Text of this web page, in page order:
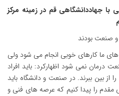
با جهاددانشگاهی قم در زمینه مرکز
و صنعت بودند
ما کارهای خوبی انجام می شود ولی
درمان نمی شود اظهارکرد: باید افراد
از بین ببرند. در صنعت و دانشگاه باید
مقدم را پیدا کنیم که عرصه های فنی و